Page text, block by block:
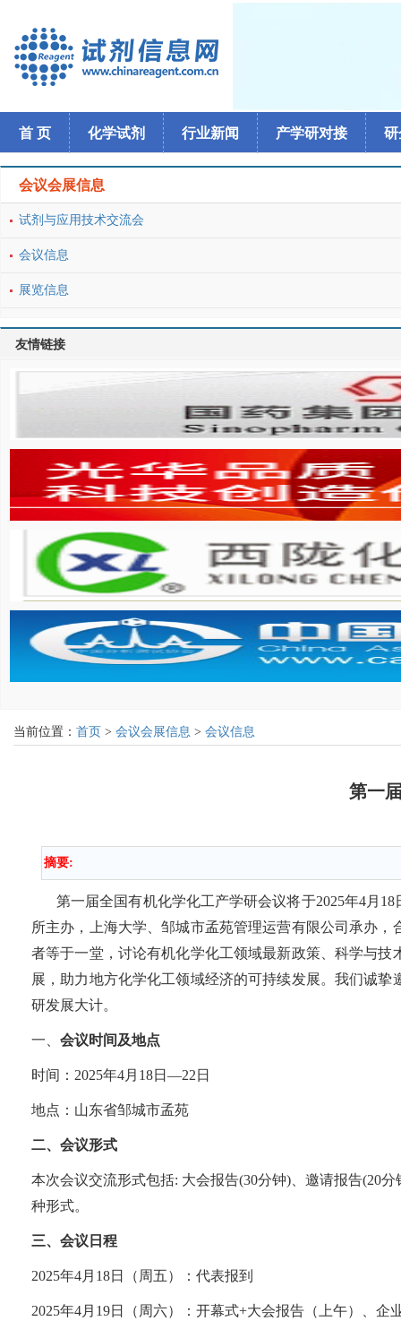
首 页 化学试剂 行业新闻 产学研对接 研
会议会展信息
试剂与应用技术交流会
会议信息
展览信息
友情链接
当前位置： 首页 > 会议会展信息 > 会议信息
第一
摘要:
第一届全国有机化学化工产学研会议将于2025年4月 18
所主办，上海大学、邹城市孟苑管理运营有限公司承办
者等于一堂，讨论有机化学化工领域最新政策、科学与
展，助力地方化学化工领域经济的可持续发展。我们诚
研发展大计。
一、 会议时间及地点
时间： 2025年4月 18日 —22 日
地点：山东省邹城市孟苑
二、会议形式
本次会议交流形式包括: 大会报告(30分钟) 、邀请报告(20分
种形式。
三、会议日程
2025年4月 18日（周五）：代表报到
2025年4月 19日（周六）：开幕式+大会报告（上午）、企